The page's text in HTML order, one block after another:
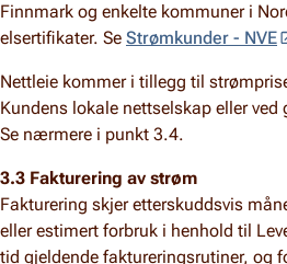
Finnmark og enkelte kommuner i
elsertifikater. Se Strømkunder - NVE
Nettleie kommer i tillegg til
Kundens lokale nettselskap eller
Se nærmere i punkt 3.4.
3.3 Fakturering av strøm
Fakturering skjer etterskuddsvis
eller estimert forbruk i henhold til
tid gjeldende faktureringsrutiner, og